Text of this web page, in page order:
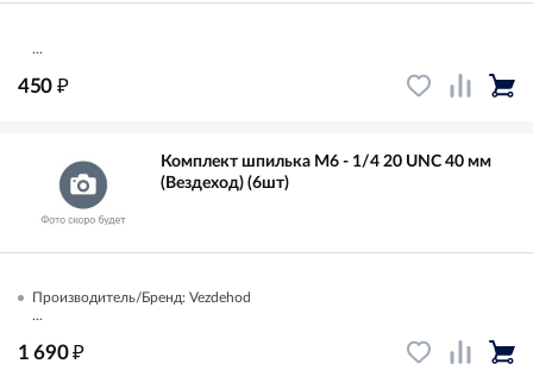
...
450 ₽
Комплект шпилька М6 - 1/4 20 UNC 40 мм
(Вездеход) (6шт)
Производитель/Бренд: Vezdehod
...
1 690₽